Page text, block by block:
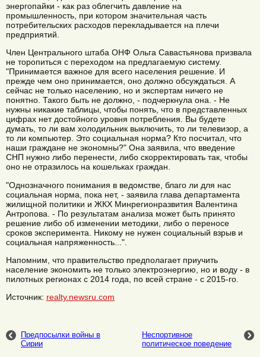
энергопайки - как раз облегчить давление на
промышленность, при котором значительная часть
потребительских расходов перекладывается на плечи
предприятий.
Член Центрального штаба ОНФ Ольга Савастьянова призвала
не торопиться с переходом на предлагаемую систему.
"Принимается важное для всего населения решение. И
прежде чем оно принимается, оно должно обсуждаться. А
сейчас не только населению, но и экспертам ничего не
понятно. Такого быть не должно, - подчеркнула она. - Не
нужны никакие таблицы, чтобы понять, что в представленных
цифрах нет достойного уровня потребления. Вы будете
думать, то ли вам холодильник выключить, то ли телевизор, а
то ли компьютер. Это социальная норма? Кто посчитал, что
наши граждане не экономны?" Она заявила, что введение
СНП нужно либо перенести, либо скорректировать так, чтобы
оно не отразилось на кошельках граждан.
"Однозначного понимания в ведомстве, благо ли для нас
социальная норма, пока нет, - заявила глава департамента
жилищной политики и ЖКХ Минрегионразвития Валентина
Антропова. - По результатам анализа может быть принято
решение либо об изменении методики, либо о переносе
сроков эксперимента. Никому не нужен социальный взрыв и
социальная напряженность...".
Напомним, что правительство предполагает приучить
население экономить не только электроэнергию, но и воду - в
пилотных регионах с 2014 года, по всей стране - с 2015-го.
Источник: realty.newsru.com
Предпосылки войны в
Сирии
Неспортивное
политическое поведение